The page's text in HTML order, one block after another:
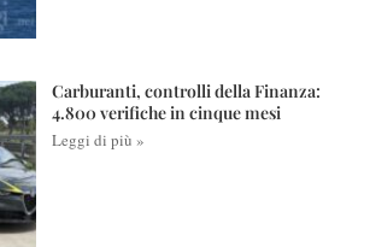
Carburanti, controlli della Finanza:
4.800 verifiche in cinque mesi
Leggi di più »